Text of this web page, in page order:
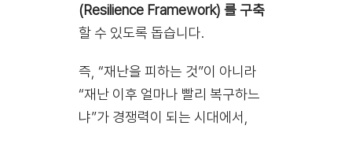
(Resilience Framework) 를 구축
할 수 있도록 돕습니다.
즉, “재난을 피하는 것”이 아니라
“재난 이후 얼마나 빨리 복구하느
냐”가 경쟁력이 되는 시대에서,